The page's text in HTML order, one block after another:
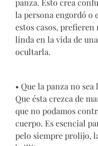
panza. Esto crea
la persona engordó o
estos casos,
linda en la vida de
ocultarla.
• Que la panza no
Que ésta crezca de
que no podamos
cuerpo. Es esencial
pelo siempre prolijo,